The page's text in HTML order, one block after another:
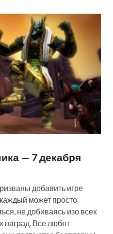
— 7 декабря
добавить игре
может просто
не добиваясь изо всех
наград. Все любят